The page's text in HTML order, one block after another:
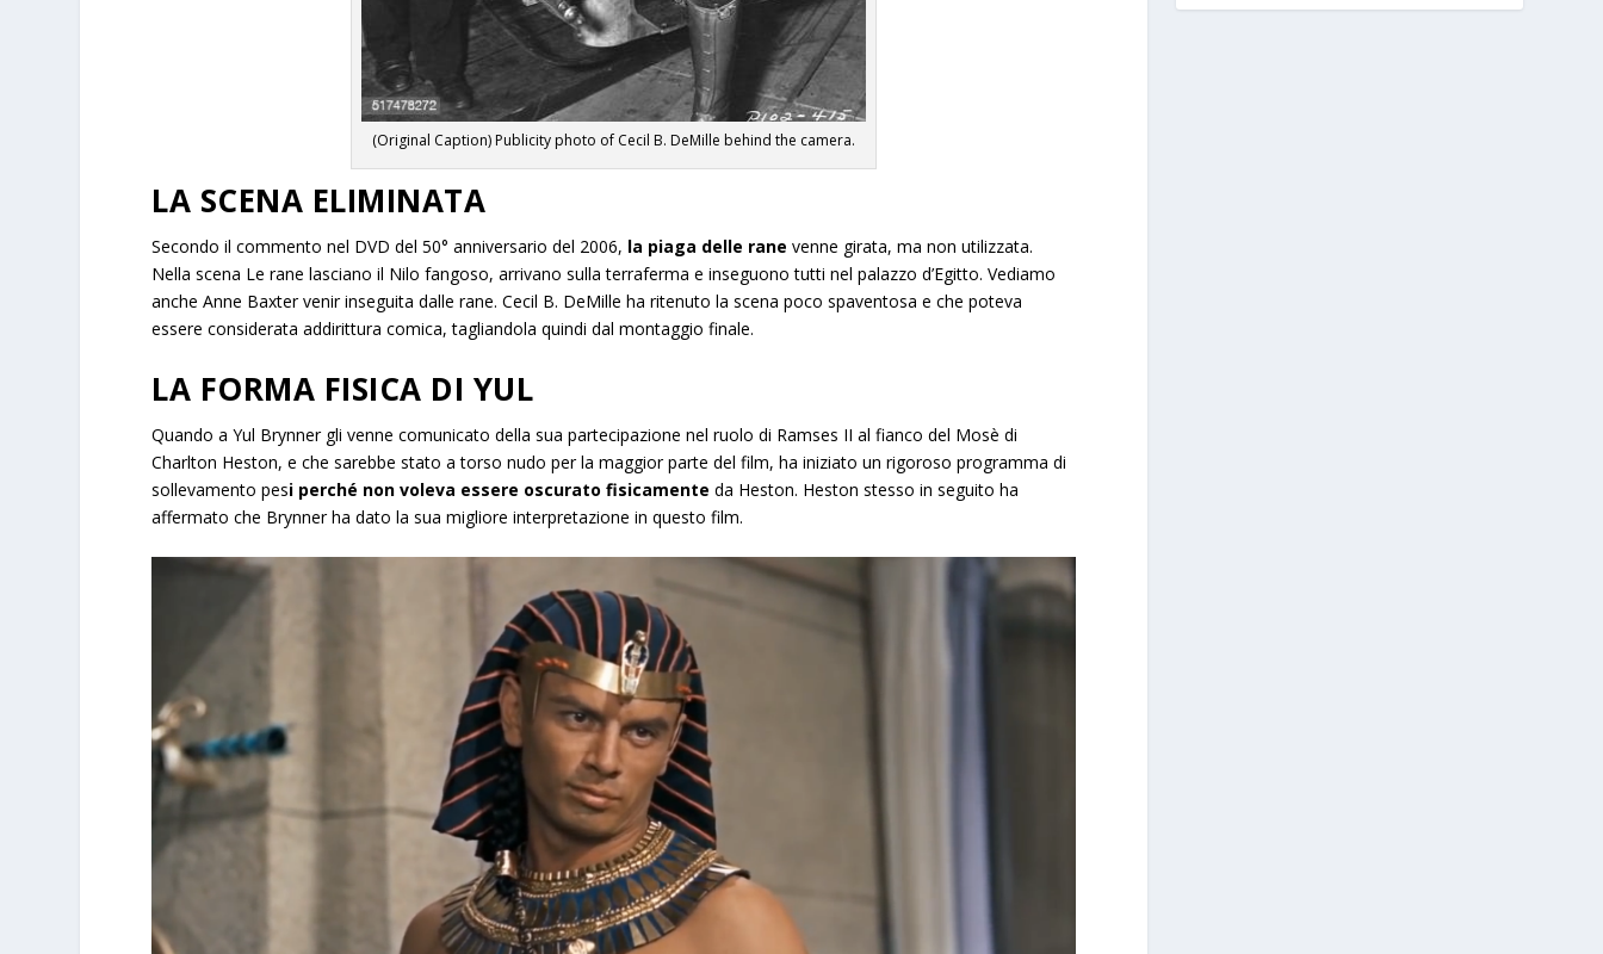
(Original Caption) Publicity photo of Cecil B. DeMille behind the camera.
LA SCENA ELIMINATA
Secondo il commento nel DVD del 50° anniversario del 2006, la piaga delle rane venne girata, ma non utilizzata.
Nella scena Le rane lasciano il Nilo fangoso, arrivano sulla terraferma e inseguono tutti nel palazzo d’Egitto. Vediamo
anche Anne Baxter venir inseguita dalle rane. Cecil B. DeMille ha ritenuto la scena poco spaventosa e che poteva
essere considerata addirittura comica, tagliandola quindi dal montaggio finale.
LA FORMA FISICA DI YUL
Quando a Yul Brynner gli venne comunicato della sua partecipazione nel ruolo di Ramses II al fianco del Mosè di
Charlton Heston, e che sarebbe stato a torso nudo per la maggior parte del film, ha iniziato un rigoroso programma di
sollevamento pesi perché non voleva essere oscurato fisicamente da Heston. Heston stesso in seguito ha
affermato che Brynner ha dato la sua migliore interpretazione in questo film.